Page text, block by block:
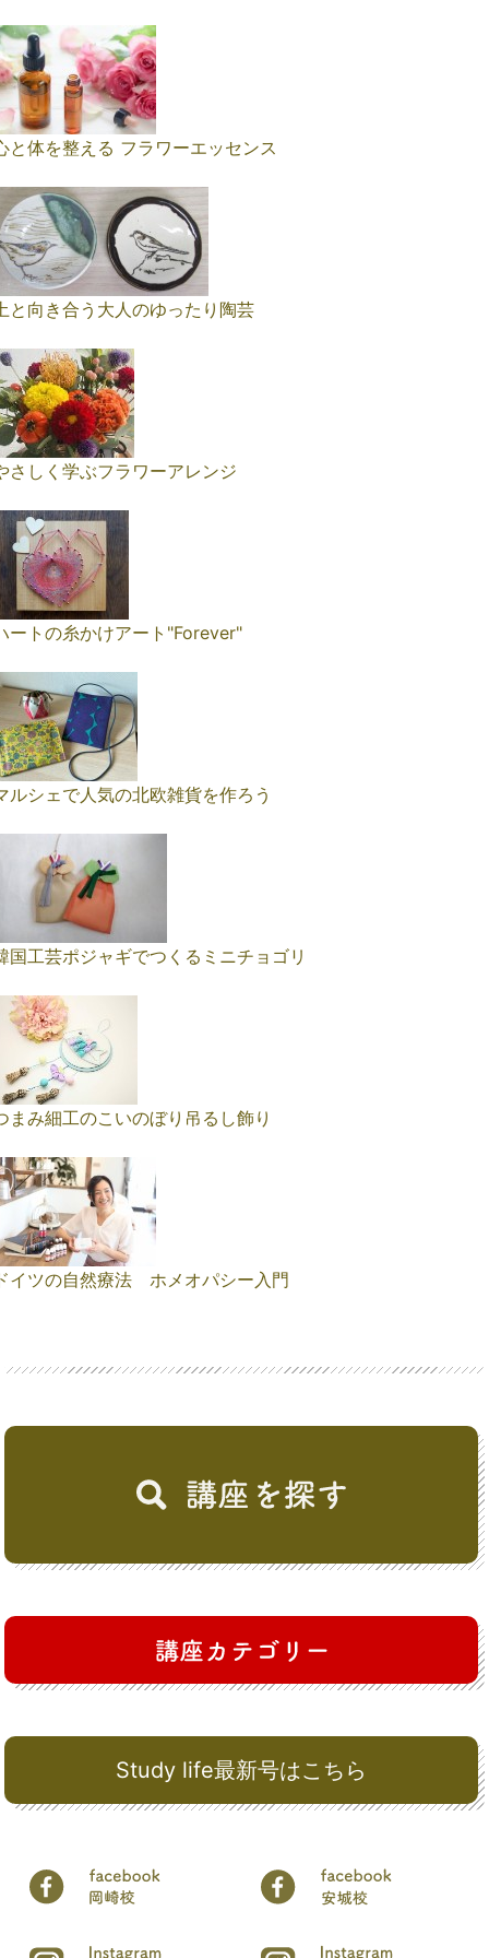
Study life最新号はこちら
と体を整える フラワーエッセンス
と向き合う大人のゆったり陶芸
さしく学ぶフラワーアレンジ
ートの糸かけアート"Forever"
ルシェで人気の北欧雑貨を作ろう
国工芸ポジャギでつくるミニチョゴリ
まみ細工のこいのぼり吊るし飾り
イツの自然療法 ホメオパシー入門